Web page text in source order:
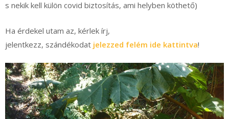
s nekik kell külön covid biztosítás, ami helyben köthető)
Ha érdekel utam az, kérlek írj,
jelentkezz, szándékodat jelezzed felém ide kattintva!